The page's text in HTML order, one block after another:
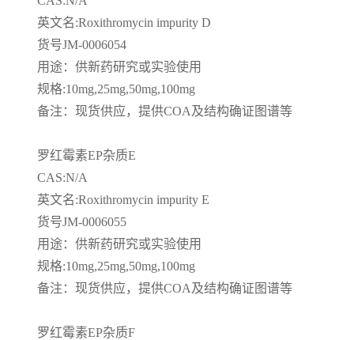
英文名:Roxithromycin impurity D
货号JM-0006054
用途：供新药研究或实验使用
规格:10mg,25mg,50mg,100mg
备注：现货供应，提供COA 及结构确证图谱等
罗红霉素EP杂质E
CAS:N/A
英文名:Roxithromycin impurity E
货号JM-0006055
用途：供新药研究或实验使用
规格:10mg,25mg,50mg,100mg
备注：现货供应，提供COA 及结构确证图谱等
罗红霉素EP杂质F